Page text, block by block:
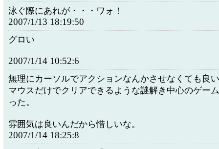
泳ぐ際にあれが・・・ワォ！
2007/1/13 18:19:50
グロい
2007/1/14 10:52:6
無理にカーソルでアクションなんかさせなくても良
マウスだけでクリアできるような謎解き中心のゲー
った。
雰囲気は良いんだから惜しいな。
2007/1/14 18:25:8